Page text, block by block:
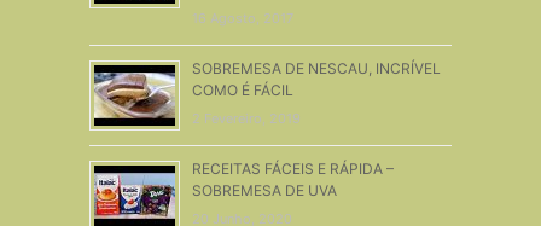
16 Agosto, 2017
SOBREMESA DE NESCAU, INCRÍVEL
COMO É FÁCIL
2 Fevereiro, 2019
RECEITAS FÁCEIS E RÁPIDA –
SOBREMESA DE UVA
20 Junho, 2020